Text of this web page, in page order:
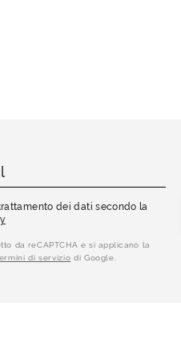
dei dati secondo la
da reCAPTCHA e si applicano la
di servizio di Google.